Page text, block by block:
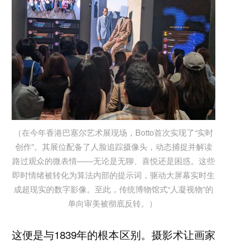
（在今年香港巴塞尔艺术展现场，Botto首次实现了“实时
创作”。其展位配备了人脸追踪摄像头，动态捕捉并解读
路过观众的微表情——无论是无聊、喜悦还是困惑。这些
即时情绪被转化为算法内部的提示词，驱动大屏幕实时生
成超现实的数字影像。至此，传统博物馆式“人凝视物”的
单向审美被彻底反转。）
这便是与1839年的根本区别。摄影术让画家